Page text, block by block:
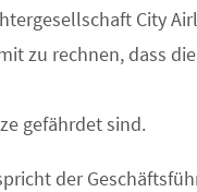
City
zu rechnen, dass
gefährdet sind.
der